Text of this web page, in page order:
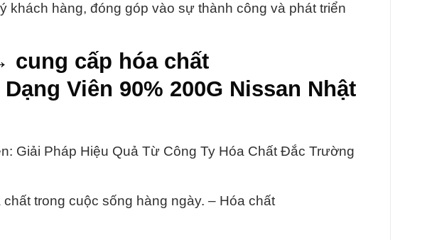
khách hàng, đóng góp vào sự thành công và phát triển
cấp hóa chất
Viên 90% 200G Nissan Nhật
Giải Pháp Hiệu Quả Từ Công Ty Hóa Chất Đắc Trường
trong cuộc sống hàng ngày. – Hóa chất